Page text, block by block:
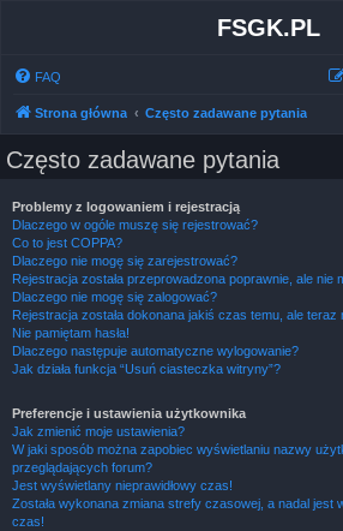
FSGK.PL
FAQ
Strona główna Często zadawane pytania
Często zadawane pytania
Problemy z logowaniem i rejestracją
Dlaczego w ogóle muszę się rejestrować?
Co to jest COPPA?
Dlaczego nie mogę się zarejestrować?
Rejestracja została przeprowadzona poprawnie, ale nie
Dlaczego nie mogę się zalogować?
Rejestracja została dokonana jakiś czas temu, ale teraz
Nie pamiętam hasła!
Dlaczego następuje automatyczne wylogowanie?
Jak działa funkcja “Usuń ciasteczka witryny”?
Preferencje i ustawienia użytkownika
Jak zmienić moje ustawienia?
W jaki sposób można zapobiec wyświetlaniu nazwy
przeglądających forum?
Jest wyświetlany nieprawidłowy czas!
Została wykonana zmiana strefy czasowej, a nadal jest
czas!